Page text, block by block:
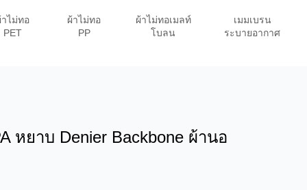
าไม่ทอ
PET
ผ้าไม่ทอ
PP
ผ้าไม่ทอเมลท์
โบลน
เมมเบรน
ระบายอากาศ
หยาบ Denier Backbone ผ้านอ